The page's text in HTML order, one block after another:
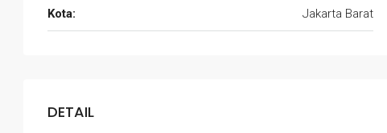
Kota: Jakarta Barat
DETAIL